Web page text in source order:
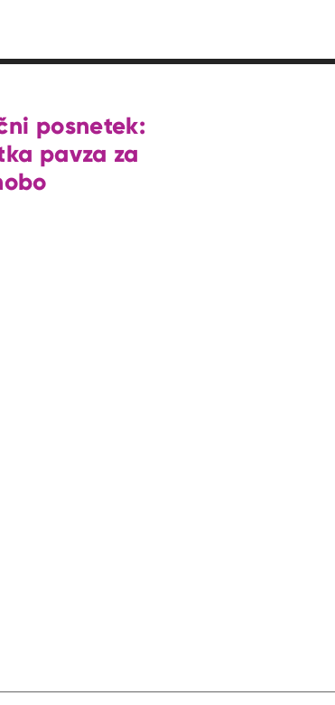
posnetek:
pavza za